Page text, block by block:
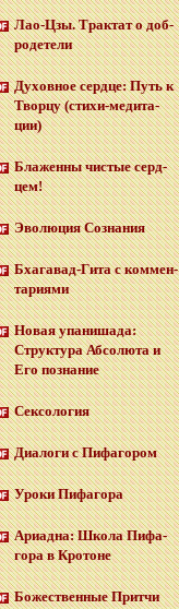
Лао-Цзы. Трак­тат о доб­
ро­де­те­ли
Ду­хов­ное серд­це: Путь к
Твор­цу (сти­хи-ме­ди­та­
ции)
Бла­жен­ны чи­стые серд­
цем!
Эво­лю­ция Со­зна­ния
Бха­га­вад-Ги­та с ком­мен­
та­ри­я­ми
Новая упа­ни­ша­да:
Струк­ту­ра Аб­со­лю­та и
Его по­зна­ние
Сек­со­ло­гия
Диа­ло­ги с Пи­фа­го­ром
Уроки Пи­фа­го­ра
Ари­ад­на: Школа Пи­фа­
го­ра в Кро­тоне
Бо­же­ствен­ные Прит­чи